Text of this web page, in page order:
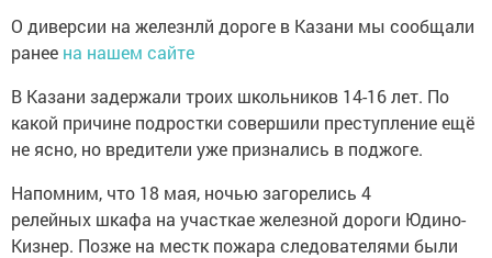
О диверсии на железнлй дороге в Казани мы сообщали
ранее на нашем сайте
В Казани задержали троих школьников 14-16 лет. По
какой причине подростки совершили преступление ещё
не ясно, но вредители уже признались в поджоге.
Напомним, что 18 мая, ночью загорелись 4
релейных шкафа на участкае железной дороги Юдино-
Кизнер. Позже на местк пожара следователями были